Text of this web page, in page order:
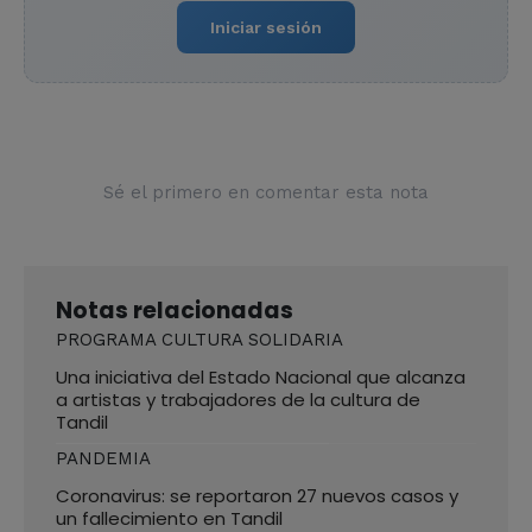
Iniciar sesión
Sé el primero en comentar esta nota
Notas relacionadas
PROGRAMA CULTURA SOLIDARIA
Una iniciativa del Estado Nacional que alcanza
a artistas y trabajadores de la cultura de
Tandil
PANDEMIA
Coronavirus: se reportaron 27 nuevos casos y
un fallecimiento en Tandil